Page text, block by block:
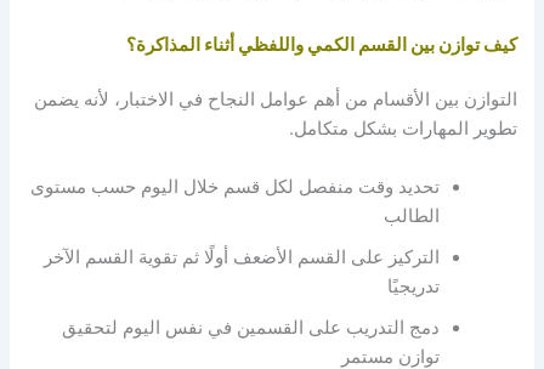
كيف توازن بين القسم الكمي واللفظي أثناء المذاكرة؟
التوازن بين الأقسام من أهم عوامل النجاح في الاختبار، لأنه يضمن
تطوير المهارات بشكل متكامل.
تحديد وقت منفصل لكل قسم خلال اليوم حسب مستوى
الطالب
التركيز على القسم الأضعف أولًا ثم تقوية القسم الآخر
تدريجيًا
دمج التدريب على القسمين في نفس اليوم لتحقيق
توازن مستمر